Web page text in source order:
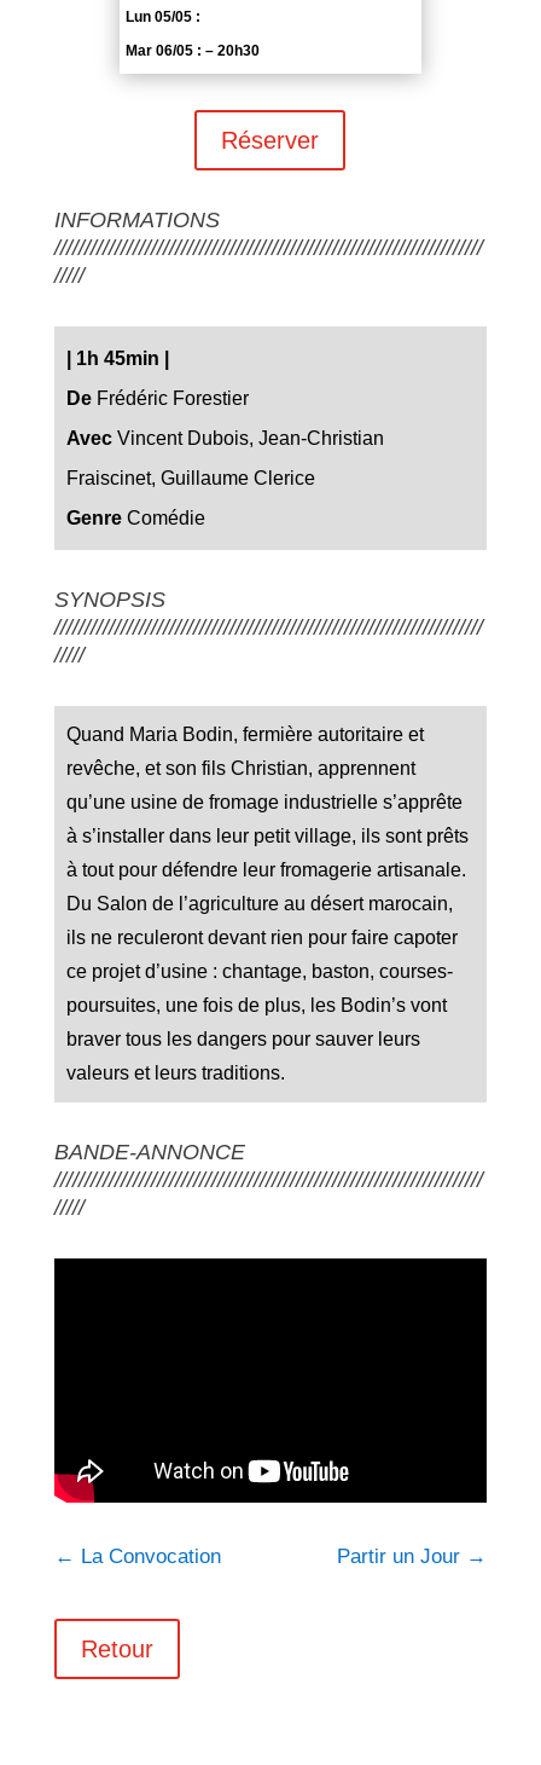
Lun 05/05 :
Mar 06/05 : – 20h30
Réserver
INFORMATIONS
///////////////////////////////////////////////////////////////////////
/////
1h 45min
DeFrédéric Forestier
AvecVincent Dubois, Jean-Christian
Fraiscinet, Guillaume Clerice
GenreComédie
SYNOPSIS
///////////////////////////////////////////////////////////////////////
/////
Quand Maria Bodin, fermière autoritaire et
revêche, et son fils Christian, apprennent
qu’une usine de fromage industrielle s’apprête
à s’installer dans leur petit village, ils sont prêts
à tout pour défendre leur fromagerie artisanale.
Du Salon de l’agriculture au désert marocain,
ils ne reculeront devant rien pour faire capoter
ce projet d’usine : chantage, baston, courses-
poursuites, une fois de plus, les Bodin’s vont
braver tous les dangers pour sauver leurs
valeurs et leurs traditions.
BANDE-ANNONCE
///////////////////////////////////////////////////////////////////////
/////
← La Convocation Partir un Jour →
Retour